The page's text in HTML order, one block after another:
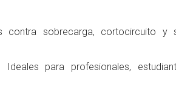
sobrecarga, cortocircuito y
para profesionales,